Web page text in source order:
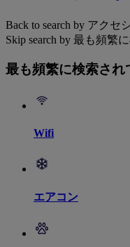
Back to search by アクセ
Skip search by 最も頻繁
最も頻繁に検索され
Wifi
エアコン